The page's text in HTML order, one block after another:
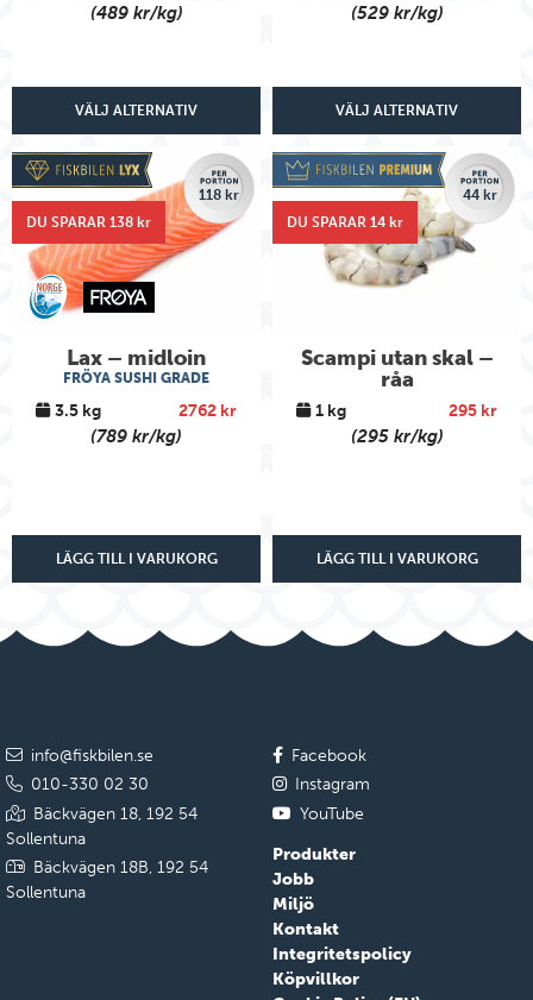
(489 kr/kg)
VÄLJ ALTERNATIV
(529 kr/kg)
VÄLJ ALTERNATIV
118 kr
DU SPARAR 138 kr
Lax – midloin
FRÖYA SUSHI GRADE
3.5 kg 2762 kr
(789 kr/kg)
LÄGG TILL I VARUKORG
44 kr
DU SPARAR 14 kr
Scampi utan skal –
råa
1 kg 295 kr
(295 kr/kg)
LÄGG TILL I VARUKORG
info@fiskbilen.se
010-330 02 30
Bäckvägen 18, 192 54
Sollentuna
Bäckvägen 18B, 192 54
Sollentuna
Facebook
Instagram
YouTube
Produkter
Jobb
Miljö
Kontakt
Integritetspolicy
Köpvillkor